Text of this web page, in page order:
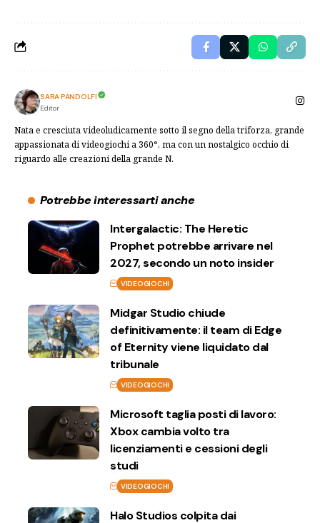
SARA PANDOLFI
Editor
Nata e cresciuta videoludicamente sotto il segno della triforza, grande
appassionata di videogiochi a 360°, ma con un nostalgico occhio di
riguardo alle creazioni della grande N.
Potrebbe interessarti anche
Intergalactic: The Heretic
Prophet potrebbe arrivare nel
2027, secondo un noto insider
VIDEOGIOCHI
Midgar Studio chiude
definitivamente: il team di Edge
of Eternity viene liquidato dal
tribunale
VIDEOGIOCHI
Microsoft taglia posti di lavoro:
Xbox cambia volto tra
licenziamenti e cessioni degli
studi
VIDEOGIOCHI
Halo Studios colpita dai